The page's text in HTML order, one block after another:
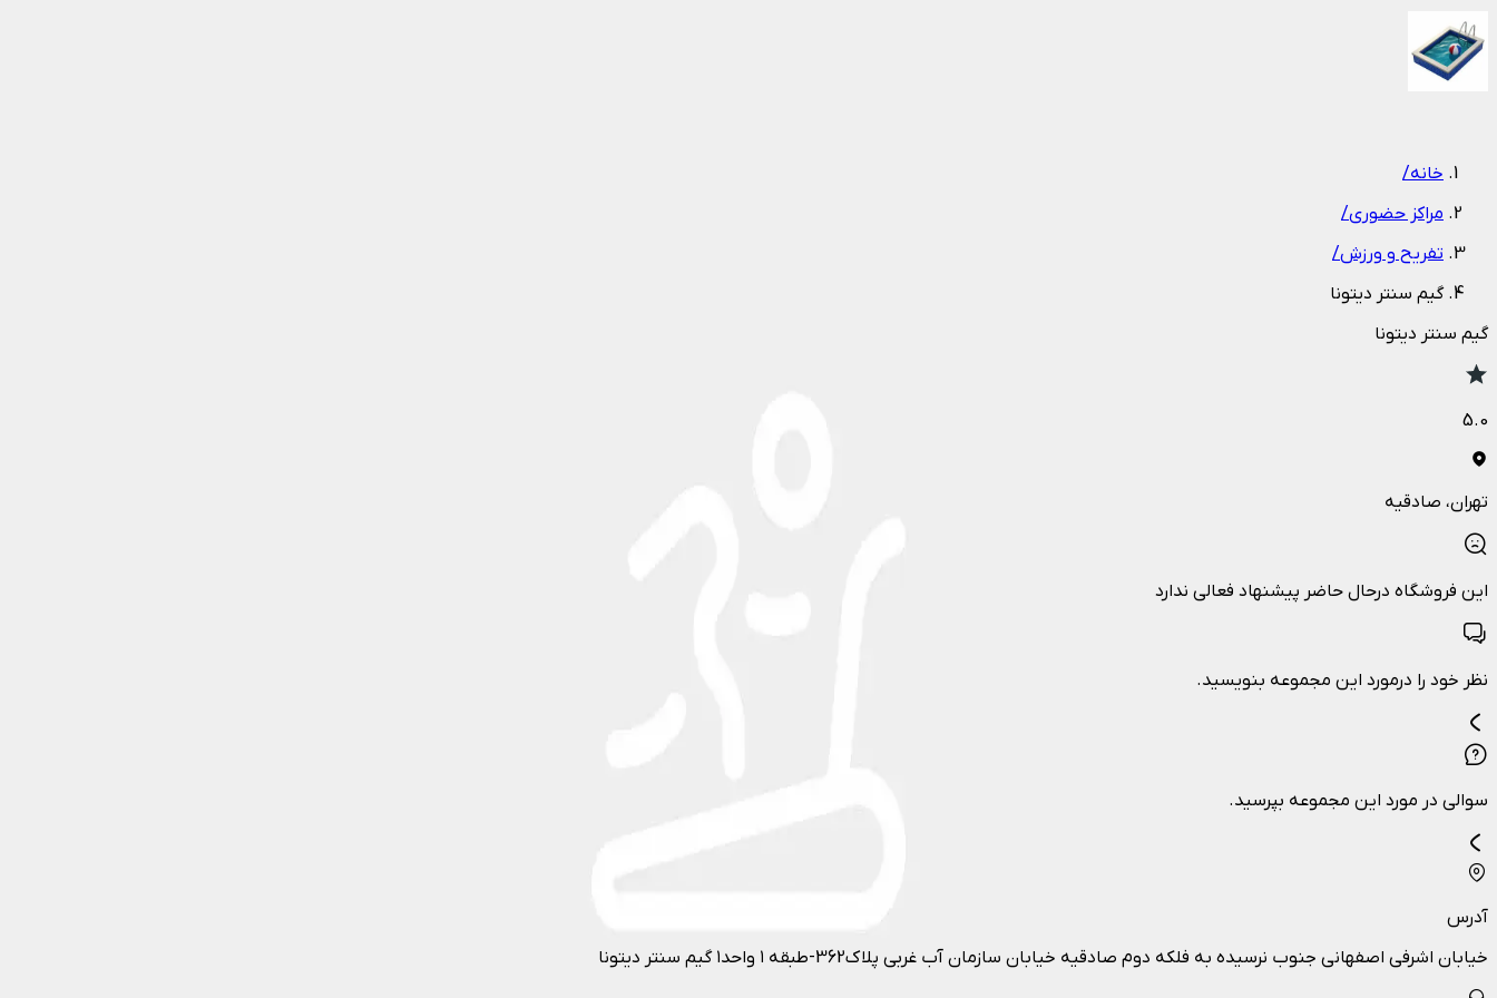
خانه/
مراکز حضوری/
تفریح و ورزش/
گیم سنتر دیتونا
گیم سنتر دیتونا
5.0
تهران، صادقیه
این فروشگاه درحال حاضر پیشنهاد فعالی ندارد
نظر خود را درمورد این مجموعه بنویسید.
سوالی در مورد این مجموعه بپرسید.
آدرس
خیابان اشرفی اصفهانی جنوب نرسیده به فلکه دوم صادقیه خیابان سازمان آب غربی پلاک362-طبقه ۱ واحد۱ گیم سنتر دیتونا